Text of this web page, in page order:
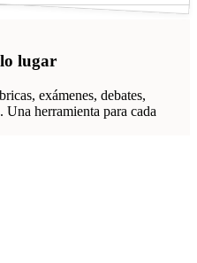
lugar
exámenes, debates,
herramienta para cada